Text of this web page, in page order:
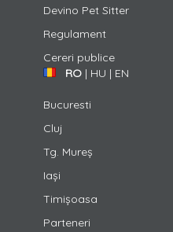
Devino Pet Sitter
Regulament
Cereri publice
RO | HU | EN
Bucuresti
Cluj
Tg. Mureș
Iași
Timișoasa
Parteneri